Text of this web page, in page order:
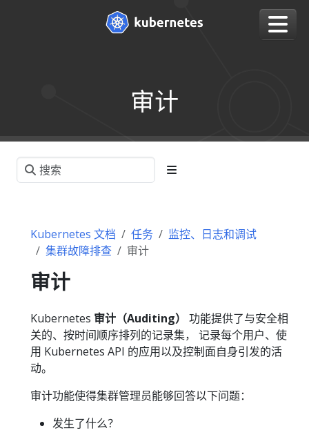
审计
Kubernetes 文档 任务
监控、日志和调试
集群故障排查
审计
审计
Kubernetes 审计（Auditing）
功能提供了与安全相
关的、按时间顺序排列的记录集， 记录每个用户、使
用 Kubernetes API 的应用以及控制面自身引发的活
动。
审计功能使得集群管理员能够回答以下问题：
发生了什么？